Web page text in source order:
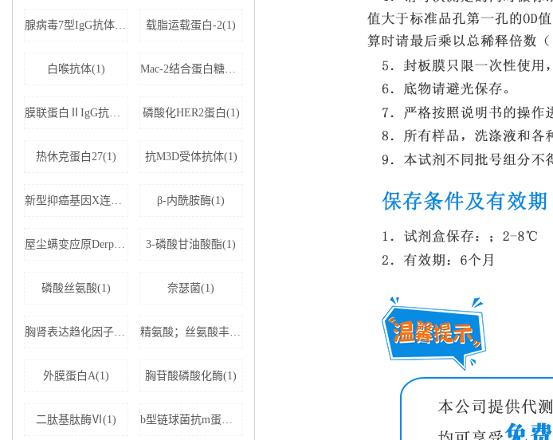
腺病毒7型IgG抗体(1) 载脂运载蛋白-2(1)
白喉抗体(1) Mac-2结合蛋白糖基化异构体(1)
膜联蛋白ⅡIgG抗体(1) 磷酸化HER2蛋白(1)
热休克蛋白27(1) 抗M3D受体抗体(1)
新型抑癌基因X连锁凋亡抑制蛋白相关因子-1(1) β-内酰胺酶(1)
屋尘螨变应原Derp1 IgE抗体(1) 3-磷酸甘油酸酯(1)
磷酸丝氨酸(1) 奈瑟菌(1)
胸肾表达趋化因子(1) 精氨酸；丝氨酸丰富剪接因子1(1)
外膜蛋白A(1) 胸苷酸磷酸化酶(1)
二肽基肽酶Ⅵ(1) b型链球菌抗m蛋白抗体(1)